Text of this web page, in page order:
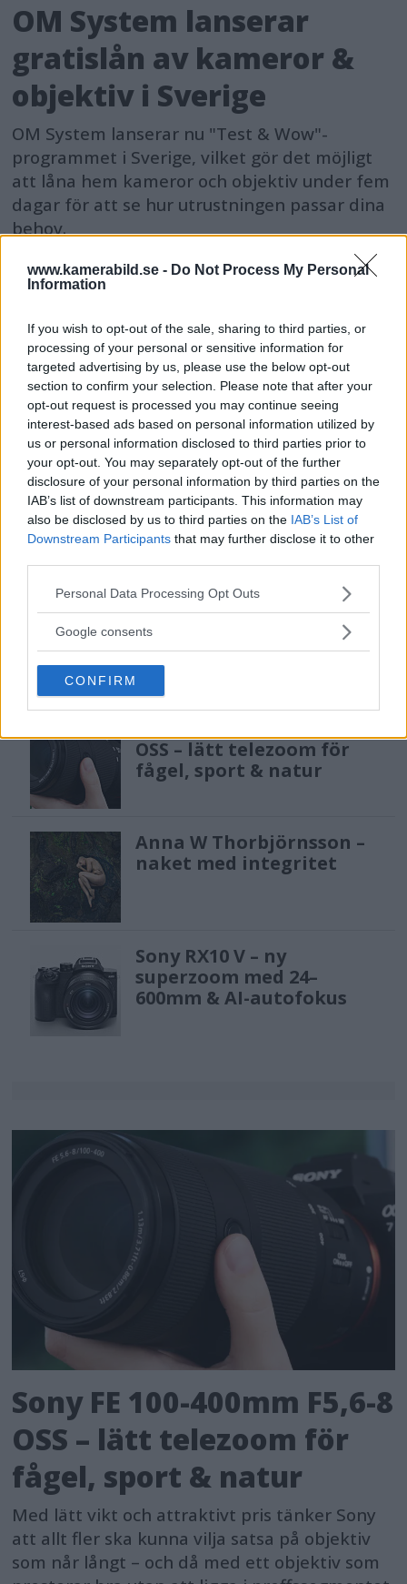
www.kamerabild.se - Do Not Process My Personal
Information
If you wish to opt-out of the sale, sharing to third parties, or
processing of your personal or sensitive information for
targeted advertising by us, please use the below opt-out
section to confirm your selection. Please note that after your
opt-out request is processed you may continue seeing
interest-based ads based on personal information utilized by
us or personal information disclosed to third parties prior to
your opt-out. You may separately opt-out of the further
disclosure of your personal information by third parties on the
IAB’s list of downstream participants. This information may
also be disclosed by us to third parties on the IAB’s List of
Downstream Participants that may further disclose it to other
Please note that this website/app uses one or more Google
not limited to your visit or usage behaviour. You may click to
use your data for below specified purposes in below Google
consent section.
Personal Data Processing Opt Outs
Google consents
CONFIRM
OM System lanserar
gratislån av kameror &
objektiv i Sverige
OM System lanserar nu "Test & Wow"-
programmet i Sverige, vilket gör det möjligt
att låna hem kameror och objektiv under fem
dagar för att se hur utrustningen passar dina
behov.
MEST LÄST JUST NU
DJI Osmo Pocket 4P
släppt – får 10-bitars D-
Log 2 & 3x optisk zoom
Sony lägger bud på
Tamron – kan vara värt
12 miljarder kronor
F3 Foto – Sveriges nya
fotodagar till Göteborg,
Lund & Stockholm
OSS – lätt telezoom för
fågel, sport & natur
Anna W Thorbjörnsson –
naket med integritet
Sony RX10 V – ny
superzoom med 24–
600mm & AI-autofokus
Sony FE 100-400mm F5,6-8
OSS – lätt telezoom för
fågel, sport & natur
Med lätt vikt och attraktivt pris tänker Sony
att allt fler ska kunna vilja satsa på objektiv
som når långt – och då med ett objektiv som